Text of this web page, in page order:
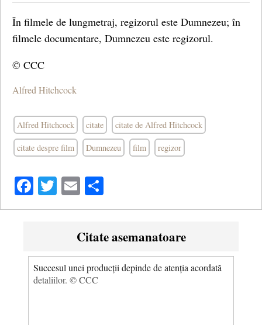
În filmele de lungmetraj, regizorul este Dumnezeu; în
filmele documentare, Dumnezeu este regizorul.
© CCC
Alfred Hitchcock
Alfred Hitchcock citate citate de Alfred Hitchcock
citate despre film Dumnezeu film regizor
Facebook
Twitter
Email
Citate asemanatoare
Succesul unei producții depinde de atenția acordată
detaliilor. © CCC